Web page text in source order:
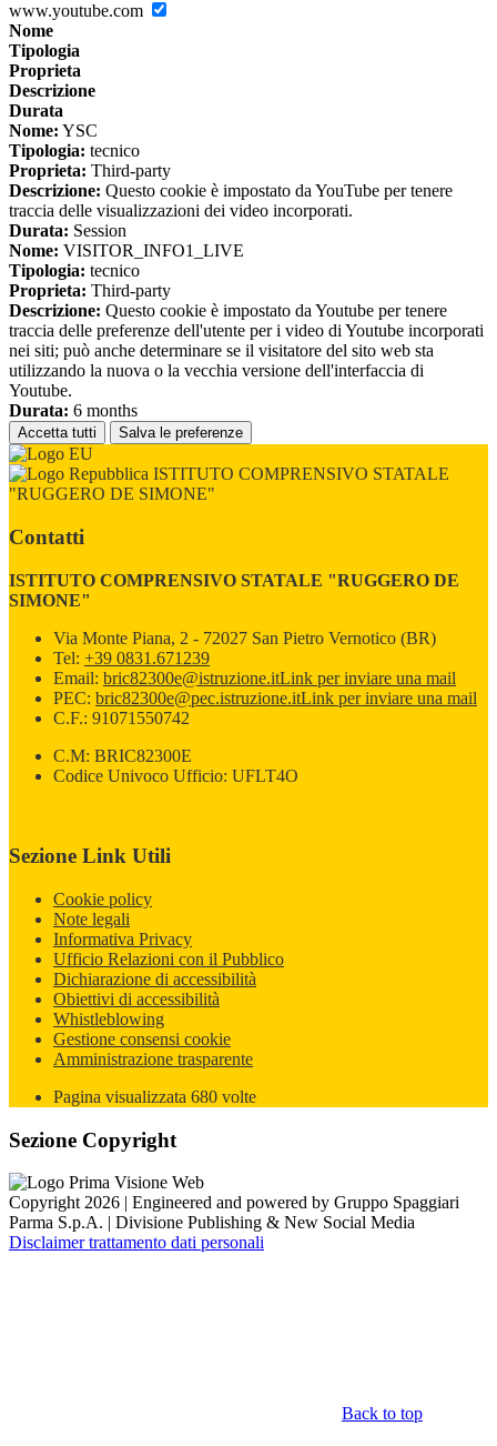
www.youtube.com
Nome
Tipologia
Proprieta
Descrizione
Durata
Nome: YSC
Tipologia: tecnico
Proprieta: Third-party
Descrizione: Questo cookie è impostato da YouTube per tenere
traccia delle visualizzazioni dei video incorporati.
Durata: Session
Nome: VISITOR_INFO1_LIVE
Tipologia: tecnico
Proprieta: Third-party
Descrizione: Questo cookie è impostato da Youtube per tenere
traccia delle preferenze dell'utente per i video di Youtube incorporati
nei siti; può anche determinare se il visitatore del sito web sta
utilizzando la nuova o la vecchia versione dell'interfaccia di
Youtube.
Durata: 6 months
Accetta tutti Salva le preferenze
ISTITUTO COMPRENSIVO STATALE
"RUGGERO DE SIMONE"
Contatti
ISTITUTO COMPRENSIVO STATALE "RUGGERO DE
SIMONE"
Via Monte Piana, 2 - 72027 San Pietro Vernotico (BR)
Tel: +39 0831.671239
Email: bric82300e@istruzione.itLink per inviare una mail
PEC: bric82300e@pec.istruzione.itLink per inviare una mail
C.F.: 91071550742
C.M: BRIC82300E
Codice Univoco Ufficio: UFLT4O
Sezione Link Utili
Cookie policy
Note legali
Informativa Privacy
Ufficio Relazioni con il Pubblico
Dichiarazione di accessibilità
Obiettivi di accessibilità
Whistleblowing
Gestione consensi cookie
Amministrazione trasparente
Pagina visualizzata 680 volte
Sezione Copyright
Copyright 2026 | Engineered and powered by Gruppo Spaggiari
Parma S.p.A. | Divisione Publishing & New Social Media
Disclaimer trattamento dati personali
Back to top